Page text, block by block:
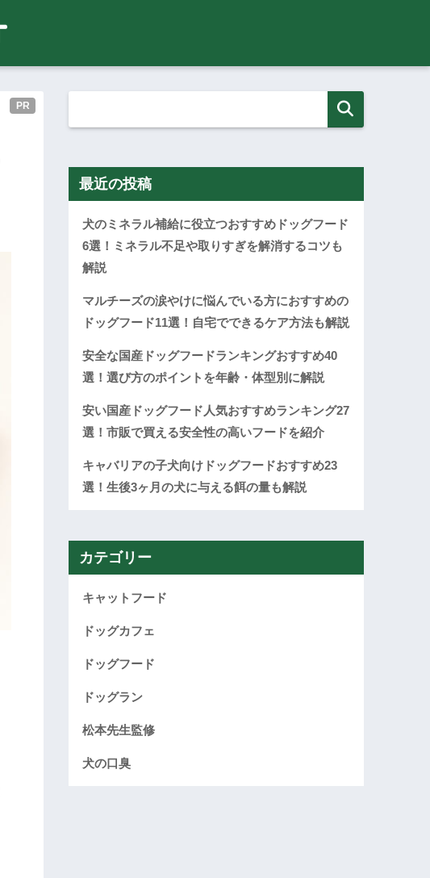
PR
最近の投稿
犬のミネラル補給に役立つおすすめドッグフード
6選！ミネラル不足や取りすぎを解消するコツも
解説
マルチーズの涙やけに悩んでいる方におすすめの
ドッグフード11選！自宅でできるケア方法も解説
安全な国産ドッグフードランキングおすすめ40
選！選び方のポイントを年齢・体型別に解説
安い国産ドッグフード人気おすすめランキング27
選！市販で買える安全性の高いフードを紹介
キャバリアの子犬向けドッグフードおすすめ23
選！生後3ヶ月の犬に与える餌の量も解説
カテゴリー
キャットフード
ドッグカフェ
ドッグフード
ドッグラン
松本先生監修
犬の口臭